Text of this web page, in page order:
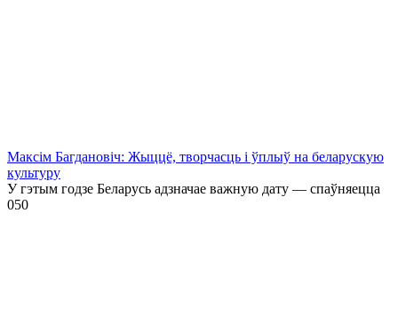
Максім Багдановіч: Жыццё, творчасць і ўплыў на беларускую
культуру
У гэтым годзе Беларусь адзначае важную дату — спаўняецца
050